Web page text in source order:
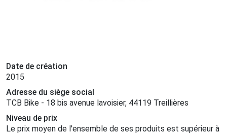
Date de création
2015
Adresse du siège social
TCB Bike - 18 bis avenue lavoisier, 44119 Treillières
Niveau de prix
Le prix moyen de l'ensemble de ses produits est supérieur à